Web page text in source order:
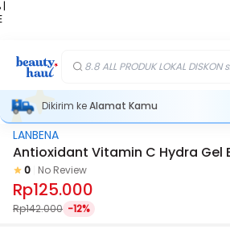
|
8.8 ALL PRODUK LOKAL DISKON
Dikirim keAlamat Kamu
LANBENA
Antioxidant Vitamin C Hydra Gel
0 No Review
Rp125.000
Rp142.000 -12%